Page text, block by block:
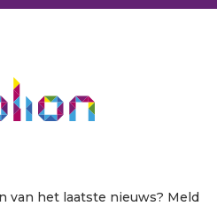
van het laatste nieuws? Meld